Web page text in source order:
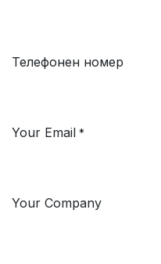
Телефонен номер
Your Email *
Your Company